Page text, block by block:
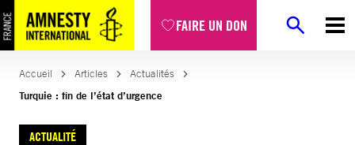
FAIRE UN DON
Aller
au
contenu
Accueil Articles
Actualités
Turquie : fin de l’état d’urgence
ACTUALITÉ